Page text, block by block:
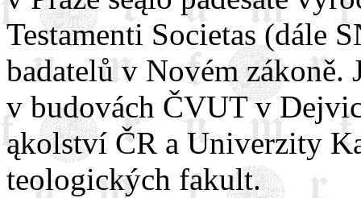
Testamenti Societas (dále
badatelů v Novém
v budovách ČVUT v
ąkolství ČR a Univerzity
teologických fakult.